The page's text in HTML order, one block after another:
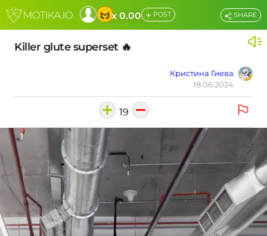
x 0.00 + POST
Killer glute superset 🔥
Кристина Гиева
18.06.2024
SHARE
19